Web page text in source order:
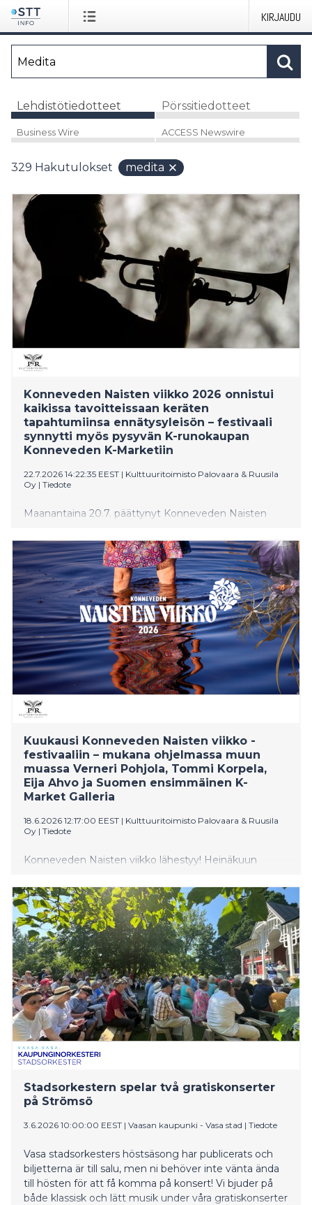
KIRJAUDU
Lehdistötiedotteet Pörssitiedotteet
Business Wire ACCESS Newswire
329 Hakutulokset medita
Konneveden Naisten viikko 2026 onnistui
kaikissa tavoitteissaan keräten
tapahtumiinsa ennätysyleisön – festivaali
synnytti myös pysyvän K-runokaupan
Konneveden K-Marketiin
22.7.2026 14:22:35 EEST | Kulttuuritoimisto Palovaara & Ruusila
Oy | Tiedote
Maanantaina 20.7. päättynyt Konneveden Naisten
menestys. Festivaalin tapahtumia, esityksiä ja
taidenäyttelyitä saapui katsomaan ennätysyleisö ja
lippuja myytiin ennakosta ja ovilta yli odotusten,
esimerkiksi avajaispäivän lauantain kaikki maksulliset
tapahtumat myivät loppuun.
Kuukausi Konneveden Naisten viikko -
festivaaliin – mukana ohjelmassa muun
muassa Verneri Pohjola, Tommi Korpela,
Eija Ahvo ja Suomen ensimmäinen K-
Market Galleria
18.6.2026 12:17:00 EEST | Kulttuuritoimisto Palovaara & Ruusila
Oy | Tiedote
Konneveden Naisten viikko lähestyy! Heinäkuun
yhteen tulkitsijoita, esiintyjiä ja ajattelijoita
arkkitehtuurista filosofiaan ja runoudesta kulinariaan.
Henkeä, taidetta ja tulevaisuutta -pääteema lävistää
koko festivaalin ja tapahtumat nivoutuvat yhteen
lyriikan punaisella langalla. Maksullisten tapahtumien,
kuten Verneri Pohjolan ja Mika Kallion Fallen Trees -
konsertin, näyttelijä Tommi Korpelan ja Pami Karvosen
tähdittämän Johanneksen matkassa -konsertin ja
näyttelijä Eija Ahvon tulkitseman Rakas Eeva Kilpi! -
esityksen lisäksi luvassa on runsaasti maksutonta pop-
up-ohjelmaa. Naisten viikko on tunnettu myös
yllätyksistään: Missä muualla kuin Naisten viikolla
vaikkapa harmonikkataiteilija Kimmo Pohjonen voi
putkahtaa haitareineen pakastimesta? Liput
maksullisiin tapahtumiin ovat myynnissä Tiketissä.
Stadsorkestern spelar två gratiskonserter
på Strömsö
3.6.2026 10:00:00 EEST | Vaasan kaupunki - Vasa stad | Tiedote
Vasa stadsorkesters höstsäsong har publicerats och
biljetterna är till salu, men ni behöver inte vänta ända
till hösten för att få komma på konsert! Vi bjuder på
både klassisk och lätt musik under våra gratiskonserter